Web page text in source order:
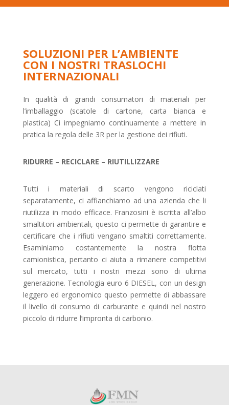
SOLUZIONI PER L’AMBIENTE
CON I NOSTRI TRASLOCHI
INTERNAZIONALI
In qualità di grandi consumatori di materiali per
l’imballaggio (scatole di cartone, carta bianca e
plastica) Ci impegniamo continuamente a mettere in
pratica la regola delle 3R per la gestione dei rifiuti.
RIDURRE – RECICLARE – RIUTILLIZZARE
Tutti i materiali di scarto vengono riciclati
separatamente, ci affianchiamo ad una azienda che li
riutilizza in modo efficace. Franzosini è iscritta all’albo
smaltitori ambientali, questo ci permette di garantire e
certificare che i rifiuti vengano smaltiti correttamente.
Esaminiamo costantemente la nostra flotta
camionistica, pertanto ci aiuta a rimanere competitivi
sul mercato, tutti i nostri mezzi sono di ultima
generazione. Tecnologia euro 6 DIESEL, con un design
leggero ed ergonomico questo permette di abbassare
il livello di consumo di carburante e quindi nel nostro
piccolo di ridurre l’impronta di carbonio.